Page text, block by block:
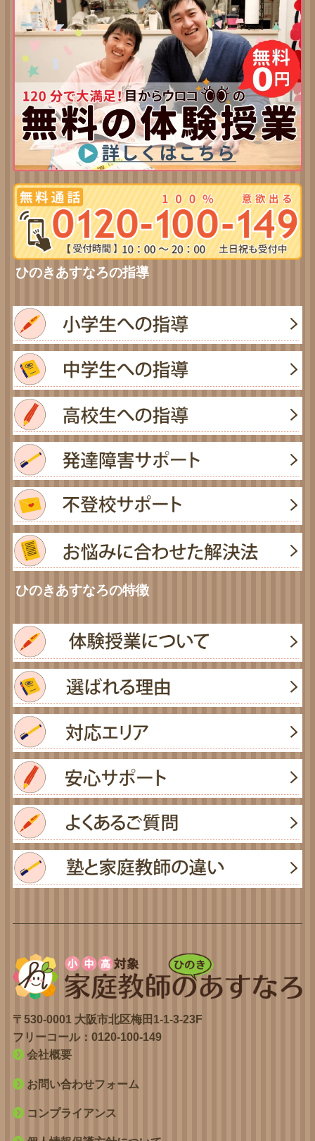
ひのきあすなろの指導
ひのきあすなろの特徴
〒530-0001 大阪市北区梅田1-1-3-23F
フリーコール： 0120-100-149
会社概要
お問い合わせフォーム
コンプライアンス